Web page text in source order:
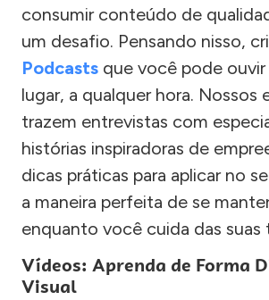
consumir conteúdo de
um desafio. Pensando nisso,
Podcasts que você pode
lugar, a qualquer hora. Nossos
trazem entrevistas com
histórias inspiradoras de
dicas práticas para aplicar no
a maneira perfeita de se
enquanto você cuida das suas
Vídeos: Aprenda de Forma
Visual